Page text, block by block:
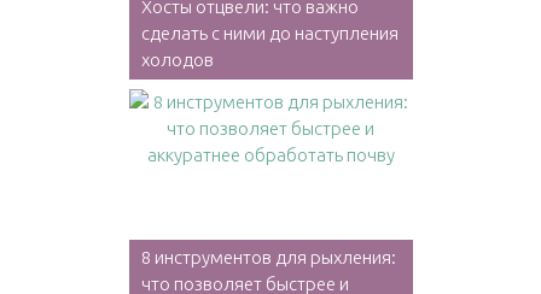
Хосты отцвели: что важно
сделать с ними до наступления
холодов
8 инструментов для рыхления:
что позволяет быстрее и